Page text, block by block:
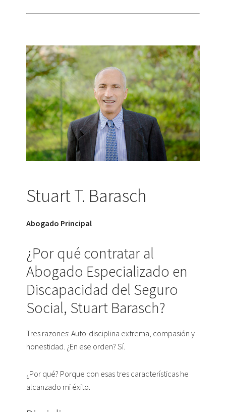
Stuart T. Barasch
Abogado Principal
¿Por qué contratar al
Abogado Especializado en
Discapacidad del Seguro
Social, Stuart Barasch?
Tres razones: Auto-disciplina extrema, compasión y
honestidad. ¿En ese orden? Sí.
¿Por qué? Porque con esas tres características he
alcanzado mi éxito.